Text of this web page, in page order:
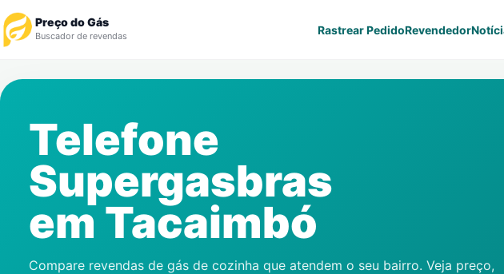
Preço do Gás
Buscador de revendas Rastrear PedidoRevendedor
Revendedor
Notícias
Cadastre-se
Telefone
Supergasbras
emTacaimbó
Compare revendas de gás de cozinha que atendem o seu bairro. Veja preço,